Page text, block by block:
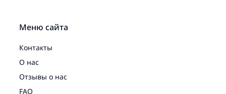
Меню сайта
Контакты
О нас
Отзывы о нас
FAQ